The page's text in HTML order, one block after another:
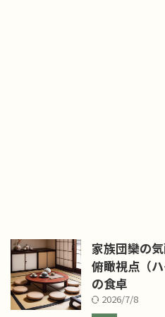
家族団欒の気
俯瞰視点（
の食卓
2026/7/8